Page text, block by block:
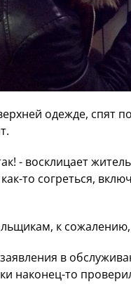
одежде, спят
- восклицает
то согреться,
к сожалению,
в
наконец-то